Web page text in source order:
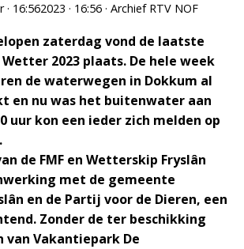
16:562023 · 16:56 · Archief RTV NOF
zaterdag vond de laatste
2023 plaats. De hele week
de waterwegen in Dokkum al
en nu was het buitenwater aan
uur kon een ieder zich melden op
de FMF en Wetterskip Fryslân
met de gemeente
en de Partij voor de Dieren, een
Zonder de ter beschikking
van Vakantiepark De